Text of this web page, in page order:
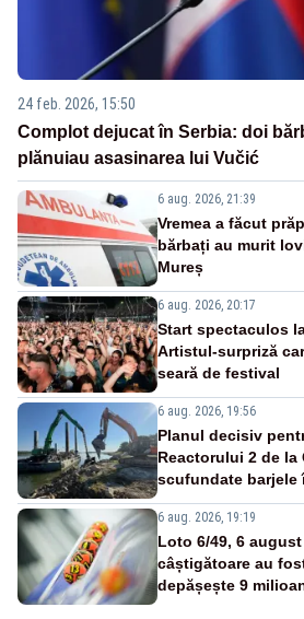
24 feb. 2026, 15:50
Complot dejucat în Serbia: doi
plănuiau asasinarea lui Vučić
6 aug. 2026, 21:39
Vremea a făcut
bărbați au murit
Mureș
6 aug. 2026, 20:17
Start spectaculos
Artistul-surpriză
seară de festival
6 aug. 2026, 19:56
Planul decisiv
Reactorului 2 de la
scufundate barjele
6 aug. 2026, 19:19
Loto 6/49, 6
câștigătoare au
depășește 9